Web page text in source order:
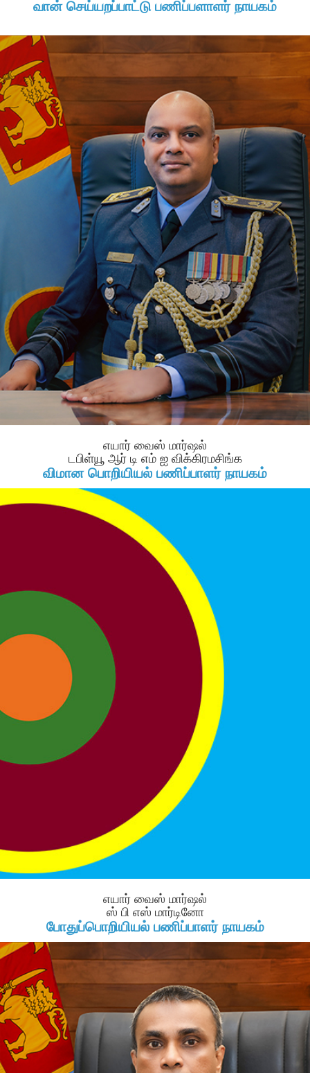
வான் செய்யறப்பாட்டு பணிப்பளாளர் நாயகம்
எயார் வைஸ் மார்ஷல்
டபிள்யூ ஆர் டி எம் ஐ விக்கிரமசிங்க
விமான பொறியியல் பணிப்பாளர் நாயகம்
எயார் வைஸ் மார்ஷல்
ஸ் பி எஸ் மார்டினோ
போதுப்பொறியியல் பணிப்பாளர் நாயகம்